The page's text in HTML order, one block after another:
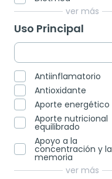
ver más
Uso Principal
Antiinflamatorio
Antioxidante
Aporte energético
Aporte nutricional
equilibrado
Apoyo a la
concentración y la
memoria
ver más